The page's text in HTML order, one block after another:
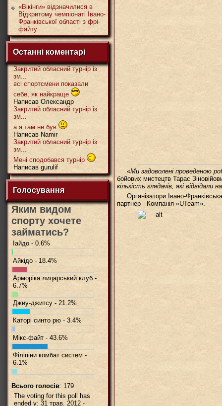
«Вікінги» відзначилися в
Відкритому чемпіонаті Івано-
Франківської області з фрі-
файту
Останні коментарі
Закритий обласний турнір із
зм...
всі спортсмени показали
себе, як найкраще
Написав Олександр
Закритий обласний турнір із
зм...
а я там не був
Написав Namir
Закритий обласний турнір із
зм...
Мені сподобався турнір
Написав gurulif
Голосування
Яким видом
спорту хочете
займатись?
Іайдо - 0.6%
Айкідо - 18.4%
Арморіка лицарський клуб -
6.7%
Джиу-джитсу - 21.2%
Каторі синто рю - 3.4%
Мікс-файт - 43.6%
Філіпіни комбат систем -
6.1%
Всього голосів: 179
The voting for this poll has
ended у: 31 трав. 2012 -
«Ми задоволені проведеною
бойових мистецтв Тарас
кількість глядачів, які відвідали
Організатори Івано-
партнер - Компанія «UTeam».